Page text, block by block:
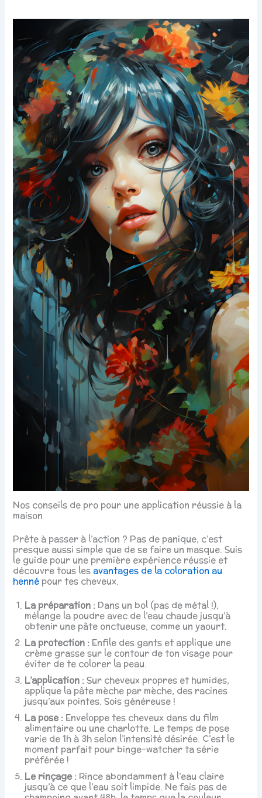
Nos conseils de pro pour une application réussie à la
maison
Prête à passer à l’action ? Pas de panique, c’est
presque aussi simple que de se faire un masque. Suis
le guide pour une première expérience réussie et
découvre tous les avantages de la coloration au
henné pour tes cheveux.
La préparation : Dans un bol (pas de métal !),
mélange la poudre avec de l’eau chaude jusqu’à
obtenir une pâte onctueuse, comme un yaourt.
La protection : Enfile des gants et applique une
crème grasse sur le contour de ton visage pour
éviter de te colorer la peau.
L’application :Sur cheveux propres et humides,
applique la pâte mèche par mèche, des racines
jusqu’aux pointes. Sois généreuse !
La pose : Enveloppe tes cheveux dans du film
alimentaire ou une charlotte. Le temps de pose
varie de 1h à 3h selon l’intensité désirée. C’est le
moment parfait pour binge-watcher ta série
préférée !
Le rinçage : Rince abondamment à l’eau claire
jusqu’à ce que l’eau soit limpide. Ne fais pas de